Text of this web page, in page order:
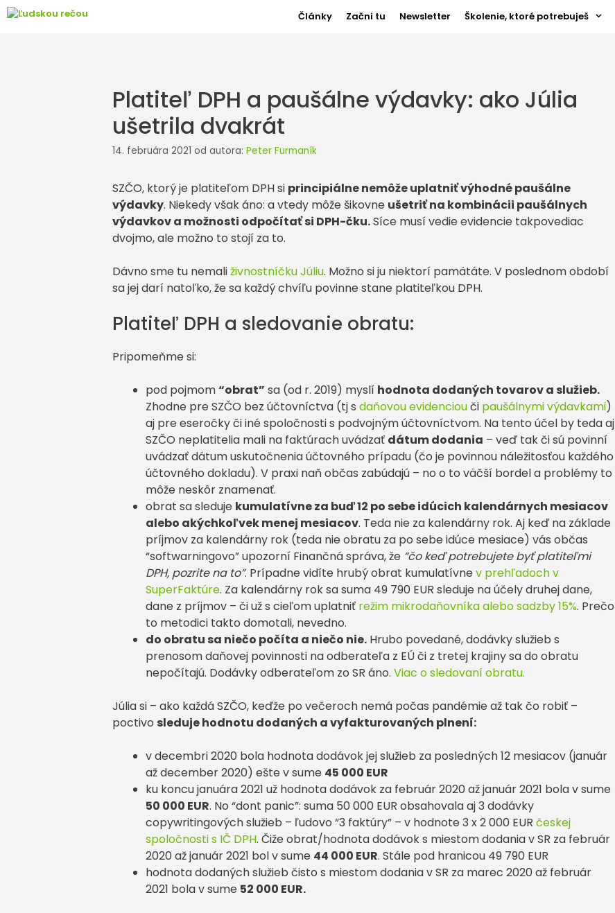
Preskočiť
Články Začni tu Newsletter Školenie, ktoré potrebuješ
Platiteľ DPH a paušálne výdavky: ako Júlia
ušetrila dvakrát
14. februára 2021 od autora: Peter Furmaník
SZČO, ktorý je platiteľom DPH si principiálne nemôže uplatniť výhodné paušálne
výdavky. Niekedy však áno: a vtedy môže šikovne ušetriť na kombinácii paušálnych
výdavkov a možnosti odpočítať si DPH-čku.Síce musí vedie evidencie takpovediac
dvojmo, ale možno to stojí za to.
Dávno sme tu nemaliživnostníčku Júliu. Možno si ju niektorí pamätáte. V poslednom období
sa jej darí natoľko, že sa každý chvíľu povinne stane platiteľkou DPH.
Platiteľ DPH a sledovanie obratu:
Pripomeňme si:
pod pojmom“obrat” sa (od r. 2019) myslí hodnota dodaných tovarov a služieb.
Zhodne pre SZČO bez účtovníctva (tj s daňovou evidenciouči paušálnymi výdavkami)
aj pre eseročky či iné spoločnosti s podvojným účtovníctvom. Na tento účel by teda aj
SZČO neplatitelia mali na faktúrach uvádzať dátum dodania – veď tak či sú povinní
uvádzať dátum uskutočnenia účtovného prípadu (čo je povinnou náležitosťou každého
účtovného dokladu). V praxi naň občas zabúdajú – no o to väčší bordel a problémy to
môže neskôr znamenať.
obrat sa sleduje kumulatívne za buď 12 po sebe idúcich kalendárnych mesiacov
alebo akýchkoľvek menej mesiacov. Teda nie za kalendárny rok. Aj keď na základe
príjmov za kalendárny rok (teda nie obratu za po sebe idúce mesiace) vás občas
“softwarningovo” upozorní Finančná správa, že “čo keď potrebujete byť platiteľmi
DPH, pozrite na to”. Prípadne vidíte hrubý obrat kumulatívne v prehľadoch v
SuperFaktúre. Za kalendárny rok sa suma 49 790 EUR sleduje na účely druhej dane,
dane z príjmov – či už s cieľom uplatniť režim mikrodaňovníka alebo sadzby 15%. Prečo
to metodici takto domotali, nevedno.
do obratu sa niečo počíta a niečo nie. Hrubo povedané, dodávky služieb s
prenosom daňovej povinnosti na odberateľa z EÚ či z tretej krajiny sa do obratu
nepočítajú. Dodávky odberateľom zo SR áno. Viac o sledovaní obratu.
Júlia si – ako každá SZČO, keďže po večeroch nemá počas pandémie až tak čo robiť –
poctivo sleduje hodnotu dodaných a vyfakturovaných plnení:
v decembri 2020 bola hodnota dodávok jej služieb za posledných 12 mesiacov (január
až december 2020) ešte v sume 45 000 EUR
ku koncu januára 2021 už hodnota dodávok za február 2020 až január 2021 bola v sume
50 000 EUR. No “dont panic”: suma 50 000 EUR obsahovala aj 3 dodávky
copywritingových služieb – ľudovo “3 faktúry” – v hodnote 3 x 2 000 EUR českej
spoločnosti s IČ DPH. Čiže obrat/hodnota dodávok s miestom dodania v SR za február
2020 až január 2021 bol v sume 44 000 EUR. Stále pod hranicou 49 790 EUR
hodnota dodaných služieb čisto s miestom dodania v SR za marec 2020 až február
2021 bola v sume 52 000 EUR.